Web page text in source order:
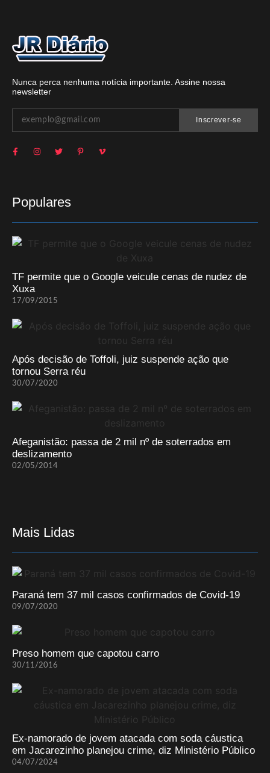
Nunca perca nenhuma notícia importante. Assine nossa
newsletter
Inscrever-se
Populares
TF permite que o Google veicule cenas de nudez de
Xuxa
17/09/2015
Após decisão de Toffoli, juiz suspende ação que
tornou Serra réu
30/07/2020
Afeganistão: passa de 2 mil nº de soterrados em
deslizamento
02/05/2014
Mais Lidas
Paraná tem 37 mil casos confirmados de Covid-19
09/07/2020
Preso homem que capotou carro
30/11/2016
Ex-namorado de jovem atacada com soda cáustica
em Jacarezinho planejou crime, diz Ministério Público
04/07/2024